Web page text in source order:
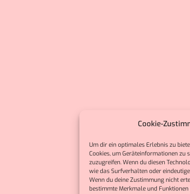
Cookie-
Um dir ein optimales Erlebnis zu
Cookies, um Geräteinformationen zu
zuzugreifen. Wenn du diesen
wie das Surfverhalten oder
Wenn du deine Zustimmung nicht
bestimmte Merkmale und